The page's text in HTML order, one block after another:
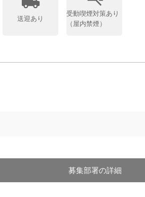
送迎あり
受動喫煙対策あり
（屋内禁煙）
募集部署の詳細